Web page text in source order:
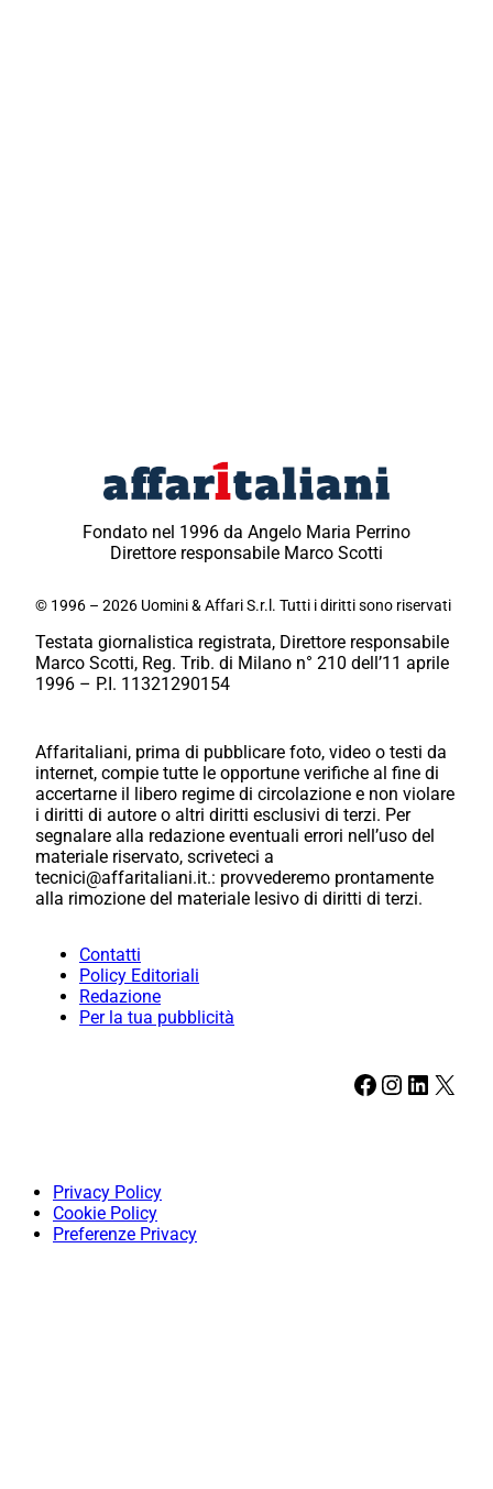
Fondato nel 1996 da Angelo Maria Perrino
Direttore responsabile Marco Scotti
© 1996 – 2026 Uomini & Affari S.r.l. Tutti i diritti sono riservati
Testata giornalistica registrata, Direttore responsabile
Marco Scotti, Reg. Trib. di Milano n° 210 dell’11 aprile
1996 – P.I. 11321290154
Affaritaliani, prima di pubblicare foto, video o testi da
internet, compie tutte le opportune verifiche al fine di
accertarne il libero regime di circolazione e non violare
i diritti di autore o altri diritti esclusivi di terzi. Per
segnalare alla redazione eventuali errori nell’uso del
materiale riservato, scriveteci a
tecnici@affaritaliani.it.: provvederemo prontamente
alla rimozione del materiale lesivo di diritti di terzi.
Contatti
Policy Editoriali
Redazione
Per la tua pubblicità
Facebook Instagram LinkedIn X
Privacy Policy
Cookie Policy
Preferenze Privacy